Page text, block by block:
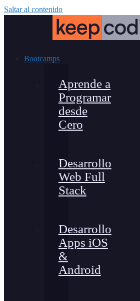
Saltar al contenido
Bootcamps
Aprende a
Programar
desde
Cero
Desarrollo
Web Full
Stack
Desarrollo
Apps iOS
&
Android